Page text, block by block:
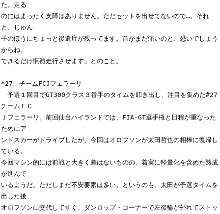
た。走る
のにはまったく支障はありません。ただセットを出せてないので…。それ
と、じゅん
子のほうにちょっと後遺症が残ってます。首がまだ痛いのと、恐いでしょう
からね。
できるだけ慣熟走行させます」とのこと。
*27　チームFCJフェラーリ
予選１回目でGT300クラス３番手のタイムを叩き出し、注目を集めた#27
チームＦＣ
Ｊフェラーリ。前回仙台ハイランドでは、FIA-GT選手権と日程が重なった
ためにア
ンドスカーがドライブしたが、今回はオロフソンが太田哲也の相棒に復帰し
ている。
今回マシン的には前戦と大きく差はないものの、着実に軽量化を含めた熟成
が進んで
いるようだ。ただしまだ不安要素は多い。というのも、太田が予選タイムを
出した後
オロフソンに交代してすぐ、ダンロップ・コーナーで左後輪が外れてストッ